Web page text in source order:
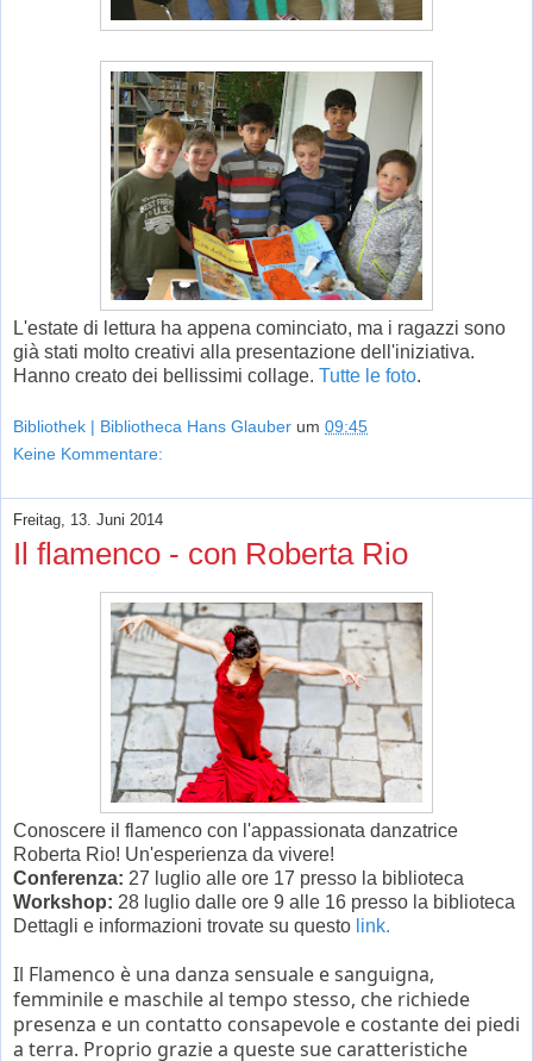
L'estate di lettura ha appena cominciato, ma i ragazzi sono
già stati molto creativi alla presentazione dell'iniziativa.
Hanno creato dei bellissimi collage. Tutte le foto.
Bibliothek | Bibliotheca Hans Glauber um 09:45
Keine Kommentare:
Freitag, 13. Juni 2014
Il flamenco - con Roberta Rio
Conoscere il flamenco con l'appassionata danzatrice
Roberta Rio! Un'esperienza da vivere!
Conferenza: 27 luglio alle ore 17 presso la biblioteca
Workshop: 28 luglio dalle ore 9 alle 16 presso la biblioteca
Dettagli e informazioni trovate su questo link.
Il Flamenco è una danza sensuale e sanguigna,
femminile e maschile al tempo stesso, che richiede
presenza e un contatto consapevole e costante dei piedi
a terra. Proprio grazie a queste sue caratteristiche